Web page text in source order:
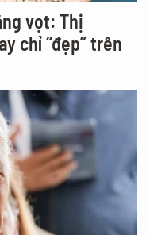
vọt: Thị
chỉ “đẹp” trên